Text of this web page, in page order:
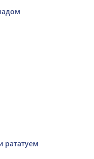
рататуем